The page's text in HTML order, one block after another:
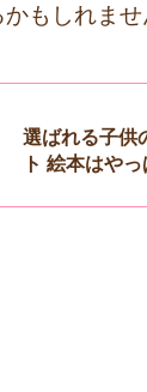
もしれませ
選ばれる子供
ト 絵本はや